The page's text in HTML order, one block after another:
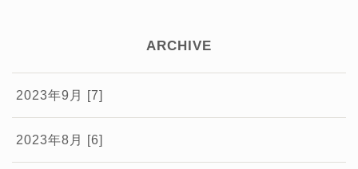
https://context-japan.co.jp/ryoki
n/sy...
ARCHIVE
2023年9月 [7]
2023年8月 [6]